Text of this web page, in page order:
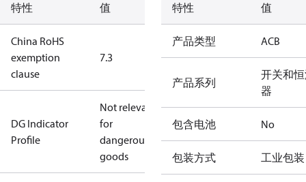
特性 值
China RoHS
exemption
clause
7.3
DG Indicator
Profile
Not relevant
for
dangerous
goods
特性 值
产品类型 ACB
产品系列
开关和
器
包含电池 No
包装方式 工业包装